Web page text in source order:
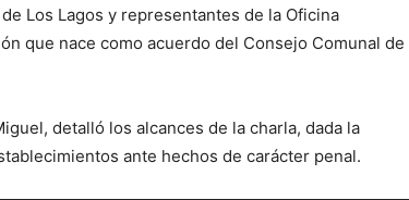
Los Lagos y representantes de la Oficina
que nace como acuerdo del Consejo Comunal de
detalló los alcances de la charla, dada la
ante hechos de carácter penal.